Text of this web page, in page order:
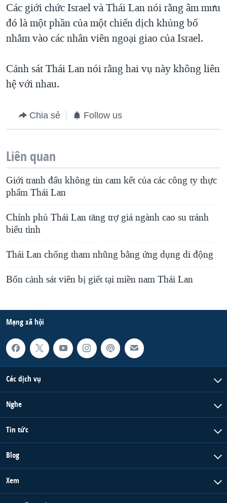
Các giới chức Israel và Thái Lan nói rằng âm mưu
đó là một phần của một chiến dịch khủng bố
nhắm vào các nhân viên ngoại giao của Israel.
Cảnh sát Thái Lan nói rằng hai vụ này không liên
hệ với nhau.
Chia sẻ Follow us
Liên quan
Giới tranh đấu không tin cam kết của các công ty thực
phẩm Thái Lan
Chính phủ Thái Lan tăng trợ giá ngành cao su tránh
biểu tình
Thái Lan chống tham nhũng bằng ứng dụng di động
Bốn cảnh sát viên bị giết tại miền nam Thái Lan
Mạng xã hội
Các dịch vụ
Nghe
Tin tức
Blog
Xem